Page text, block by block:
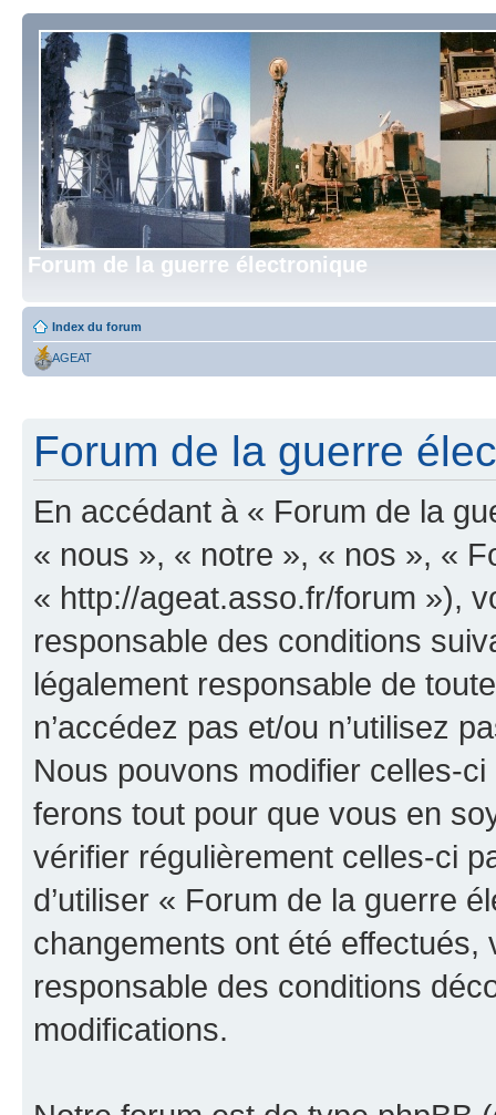
Forum de la guerre électronique
Index du forum
AGEAT
Forum de la guerre
En accédant à « Forum de la
« nous », « notre », « nos », «
« http://ageat.asso.fr/forum »),
responsable des conditions
légalement responsable de
n’accédez pas et/ou n’utilisez
Nous pouvons modifier celles-
ferons tout pour que vous en
vérifier régulièrement celles-ci
d’utiliser « Forum de la guerre
changements ont été effectués,
responsable des conditions
modifications.